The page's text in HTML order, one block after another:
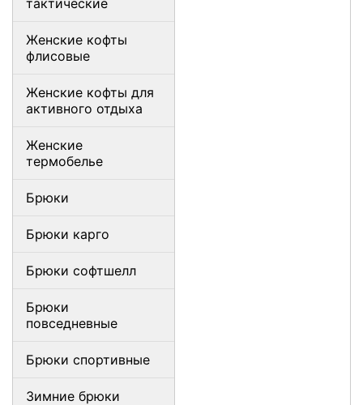
тактические
Женские кофты
флисовые
Женские кофты для
активного отдыха
Женские
термобелье
Брюки
Брюки карго
Брюки софтшелл
Брюки
повседневные
Брюки спортивные
Зимние брюки